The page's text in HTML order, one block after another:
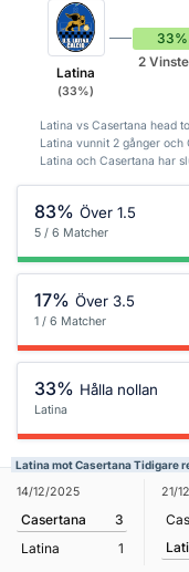
Latina
(33%)
33%
2
Latina vs Casertana head
Latina vunnit 2 gånger och
Latina och Casertana har
83% Över 1.5
5 / 6 Matcher
17% Över 3.5
1 / 6 Matcher
33% Hålla nollan
Latina
Latina mot Casertana Tidigare
14/12/2025
Casertana
3
Latina
1
21/